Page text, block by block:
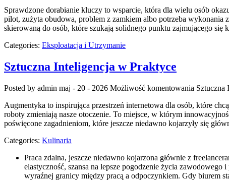
Sprawdzone dorabianie kluczy to wsparcie, która dla wielu osób
pilot, zużyta obudowa, problem z zamkiem albo potrzeba wykonania
skierowaną do osób, które szukają solidnego punktu zajmującego
Categories: Eksploatacja i Utrzymanie
Sztuczna Inteligencja w Praktyce
Posted by admin maj - 20 - 2026 Możliwość komentowania Sztuczna
Augmentyka to inspirująca przestrzeń internetowa dla osób, które
roboty zmieniają nasze otoczenie. To miejsce, w którym
poświęcone zagadnieniom, które jeszcze niedawno kojarzyły się
Categories: Kulinaria
Praca zdalna, jeszcze niedawno kojarzona głównie z
elastyczność, szansa na lepsze pogodzenie życia
wyraźnej granicy między pracą a odpoczynkiem. Gdy biurem